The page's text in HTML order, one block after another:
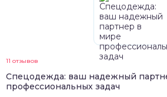
11 отзывов
Спецодежда: ваш надежный
профессиональных задач